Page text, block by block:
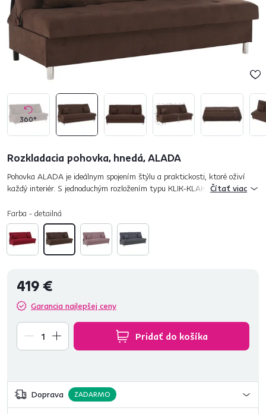
360°
Rozkladacia pohovka, hnedá, ALADA
Pohovka ALADA je ideálnym spojením štýlu a praktickosti, ktoré oživí
každý interiér. S jednoduchým rozložením typu KLIK-KLAK sa rýchlo
Čítať viac
Farba - detailná
419 €
Garancia najlepšej ceny
Pridať do košíka
Doprava ZADARMO